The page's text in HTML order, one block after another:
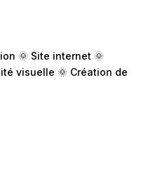
🌞 Site internet 🌞
visuelle 🌞 Création de